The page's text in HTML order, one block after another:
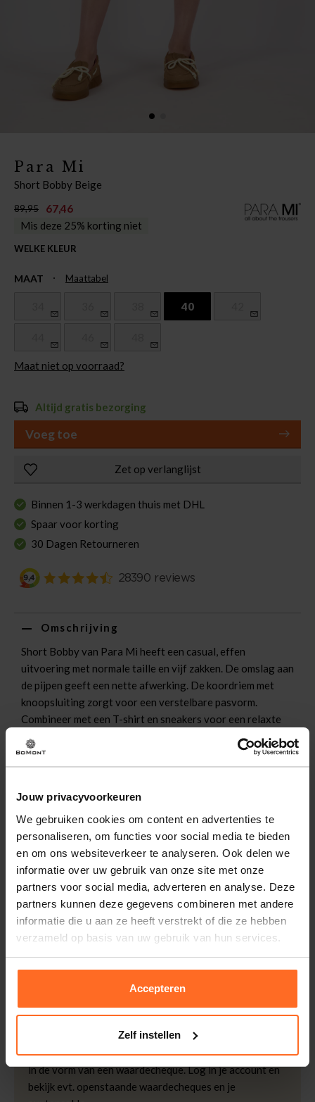
Jouw privacyvoorkeuren
We gebruiken cookies om content en advertenties te
personaliseren, om functies voor social media te bieden
en om ons websiteverkeer te analyseren. Ook delen we
informatie over uw gebruik van onze site met onze
partners voor social media, adverteren en analyse. Deze
partners kunnen deze gegevens combineren met andere
informatie die u aan ze heeft verstrekt of die ze hebben
verzameld op basis van uw gebruik van hun services.
Accepteren
Zelf instellen
Para Mi
Short Bobby Beige
89,95
67,46
Mis deze 25% korting niet
WELKE KLEUR
MAAT Maattabel
40
Maat niet op voorraad?
Altijd gratis bezorging
Voeg toe
Zet op verlanglijst
Binnen 1-3 werkdagen thuis met DHL
Spaar voor korting
30 Dagen Retourneren
Artikelnummer
Leveranciersnummer
SS262.005218
Categorie
Shorts
Merk
Para Mi
Kwaliteit
92% Katoen, 6%
Polyester, 2% Elastaan
Omschrijving
Short Bobby van Para Mi heeft een casual, effen
uitvoering met normale taille en vijf zakken. De omslag aan
de pijpen geeft een nette afwerking. De koordriem met
knoopsluiting zorgt voor een verstelbare pasvorm.
Combineer met een T-shirt en sneakers voor een relaxte
Altijd gratis bezorging
Bezorging is altijd gratis, binnen 1-3 werkdagen
thuisgeleverd met DHL.
Retourneren
Binnen 30 dagen eenvoudig retourneren via DHL voor
slechts € 4,95 of op eigen kosten via PostNL. In de
Bomont winkels kunt u ook gratis retourneren.
Betalen
iDeal, Riverty (Afterpay), creditcard of Paypal, kies zelf
Besteed € 100,- binnen een half jaar en krijg € 5,- retour
in de vorm van een waardecheque. Log in je account en
bekijk evt. openstaande waardecheques en je